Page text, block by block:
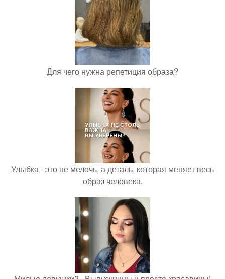
Для чего нужна репетиция образа?
Улыбка - это не мелочь, а деталь, которая меняет весь
образ человека.